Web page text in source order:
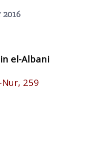
el-Albani
259